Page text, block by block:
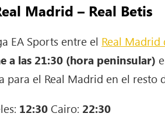
Madrid – Real Betis
EA Sports entre el Real
a las 21:30 (hora peninsular)
para el Real Madrid en el resto
12:30Cairo: 22:30